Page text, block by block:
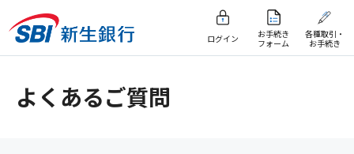
ログイン
お手続き
フォーム
各種取引・
お手続き
よくあるご質問